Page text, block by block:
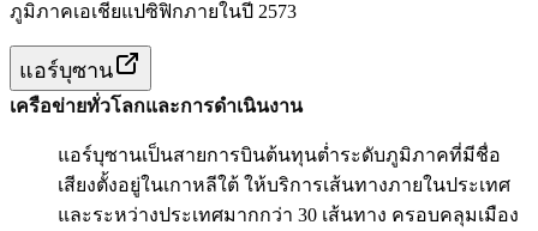
ภูมิภาคเอเชียแปซิฟิกภายในปี 2573
แอร์บุซาน
เครือข่ายทั่วโลกและการดำเนินงาน
แอร์บุซานเป็นสายการบินต้นทุนต่ำระดับภูมิภาคที่มีชื่อ
เสียงตั้งอยู่ในเกาหลีใต้ ให้บริการเส้นทางภายในประเทศ
และระหว่างประเทศมากกว่า 30 เส้นทาง ครอบคลุมเมือง